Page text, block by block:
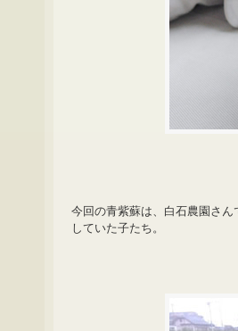
今回の青紫蘇は、白石農園さ
していた子たち。